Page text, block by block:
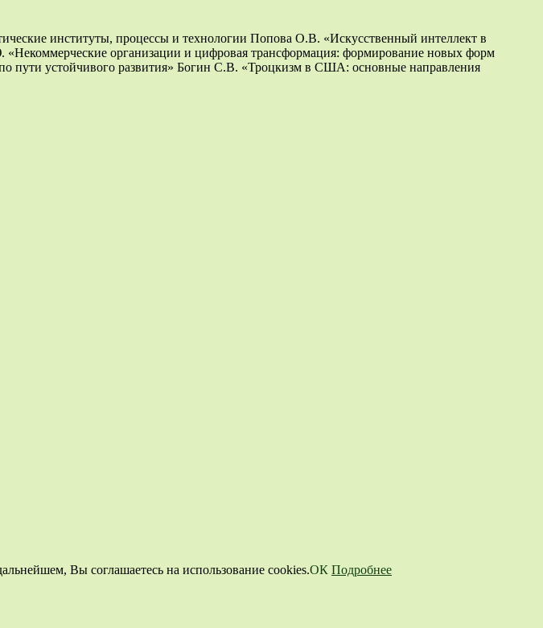
процессы и технологии Попова О.В. «Искусственный интеллект в
организации и цифровая трансформация: формирование новых форм
пути устойчивого развития» Богин С.В. «Троцкизм в США: основные направления
Вы соглашаетесь на использование cookies.ОК Подробнее